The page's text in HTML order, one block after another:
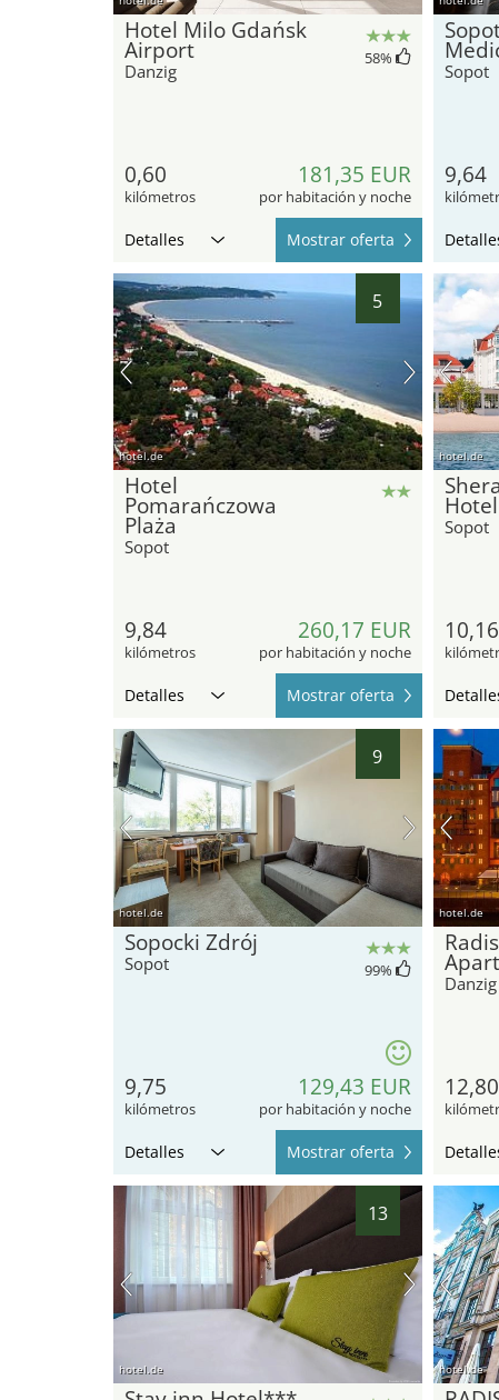
Hotel Milo Gdańsk
Airport
Danzig
58%
0,60
kilómetros
181,35 EUR
por habitación y noche
Detalles Mostrar oferta
Sopot
9,64
5
hotel.de
Hotel
Pomarańczowa
Plaża
Sopot
9,84
kilómetros
260,17 EUR
por habitación y noche
Detalles Mostrar oferta
hotel.de
Hotel
Sopot
10,16
9
hotel.de
Sopocki Zdrój
Sopot 99%
9,75
kilómetros
129,43 EUR
por habitación y noche
Detalles Mostrar oferta
hotel.de
Danzig
12,80
13
hotel.de hotel.de